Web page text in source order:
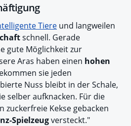
Tiere und langweilen
schnell. Gerade
gute Möglichkeit zur
Aras haben einen hohen
sie jeden
Nuss bleibt in der Schale,
selber aufknacken. Für die
zuckerfreie Kekse gebacken
Spielzeugversteckt."